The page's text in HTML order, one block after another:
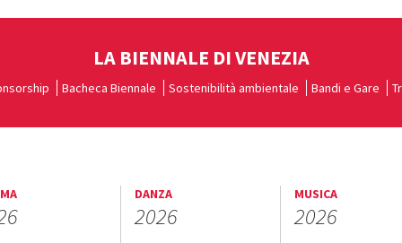
LA BIENNALE DI VENEZIA
Bacheca Biennale Sostenibilità ambientale Bandi e Gare
DANZA
2026
MUSICA
2026